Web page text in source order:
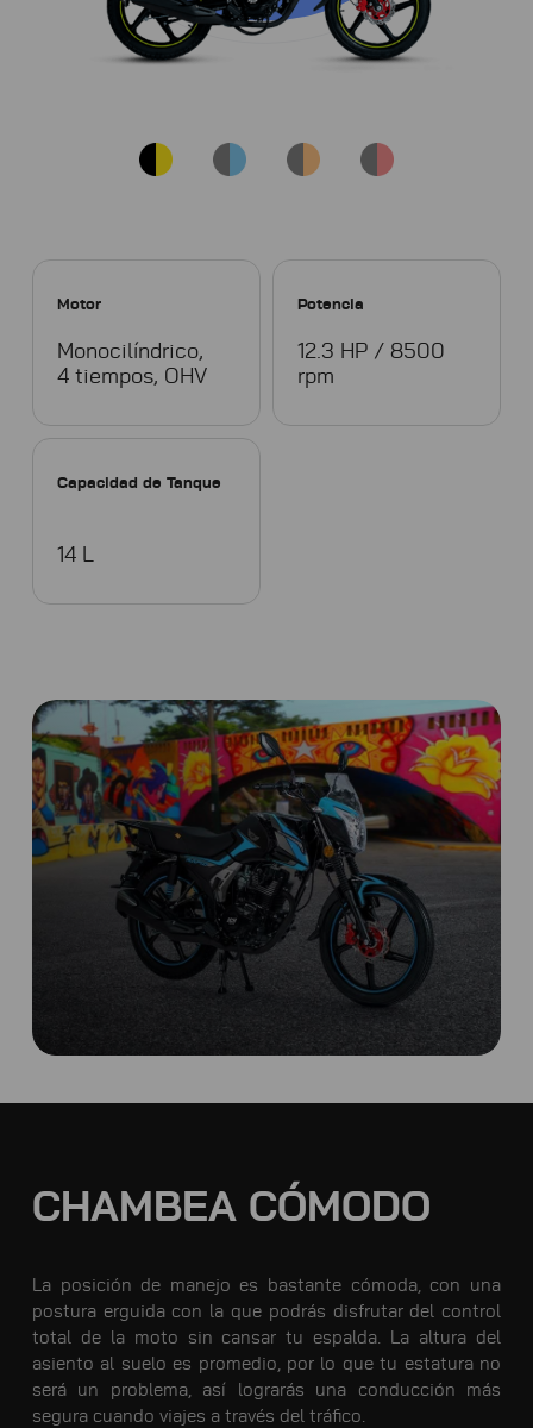
Motor
Monocilíndrico,
4 tiempos, OHV
Potencia
12.3 HP / 8500
rpm
Capacidad de Tanque
14 L
CHAMBEA CÓMODO
La posición de manejo es bastante cómoda, con una
postura erguida con la que podrás disfrutar del control
total de la moto sin cansar tu espalda. La altura del
asiento al suelo es promedio, por lo que tu estatura no
será un problema, así lograrás una conducción más
segura cuando viajes a través del tráfico.